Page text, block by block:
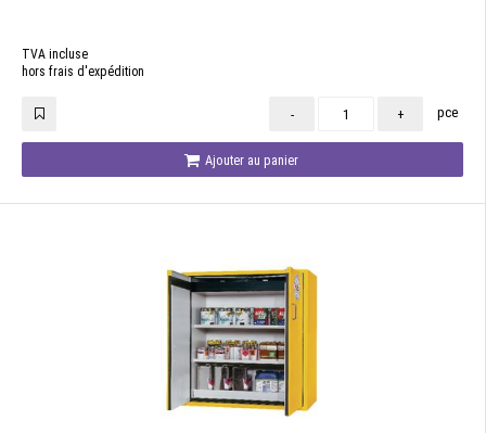
TVA incluse
hors frais d'expédition
- + pce
Ajouter au panier